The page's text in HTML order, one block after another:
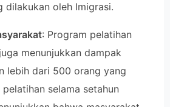
dilakukan oleh Imigrasi.
: Program pelatihan
menunjukkan dampak
lebih dari 500 orang yang
selama setahun